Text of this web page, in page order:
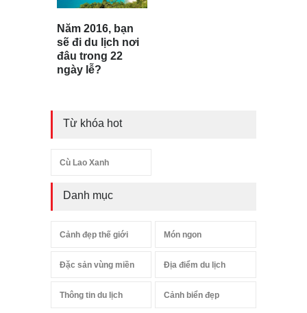
Năm 2016, bạn
sẽ đi du lịch nơi
đâu trong 22
ngày lễ?
Từ khóa hot
Cù Lao Xanh
Danh mục
Cảnh đẹp thế giới Món ngon
Đặc sản vùng miền Địa điểm du lịch
Thông tin du lịch Cảnh biển đẹp